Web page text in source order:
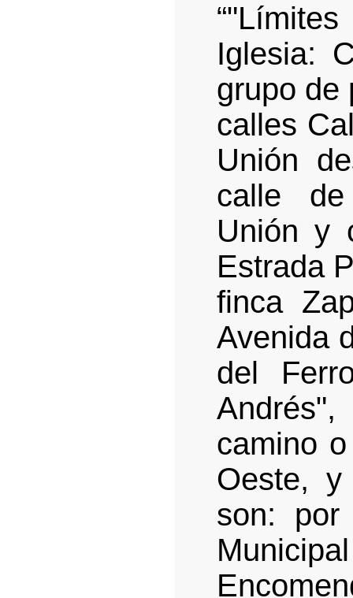
Iglesia:
grupo de
calles
Unión
calle
Unión y
Estrada
finca
Avenida
del
camino
Oeste,
son: